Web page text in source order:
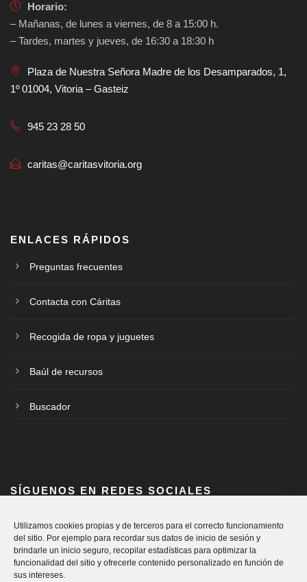
Utilizamos cookies propias y de terceros para el correcto funcionamiento
del sitio. Por ejemplo para recordar sus datos de inicio de sesión y
brindarle un inicio seguro, recopilar estadísticas para optimizar la
funcionalidad del sitio y ofrecerle contenido personalizado en función de
sus intereses.
Horario:
– Mañanas, de lunes a viernes, de 8 a 15:00 h.
– Tardes, martes y jueves, de 16:30 a 18:30 h
Plaza de Nuestra Señora Madre de los Desamparados, 1,
1º 01004, Vitoria – Gasteiz
945 23 28 50
caritas@caritasvitoria.org
ENLACES RÁPIDOS
Preguntas frecuentes
Contacta con Cáritas
Recogida de ropa y juguetes
Baúl de recursos
Buscador
SÍGUENOS EN REDES SOCIALES